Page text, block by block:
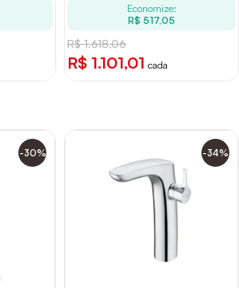
Economize:
R$ 517,05
R$ 1.618,06
R$ 1.101,01 cada
-30% -34%